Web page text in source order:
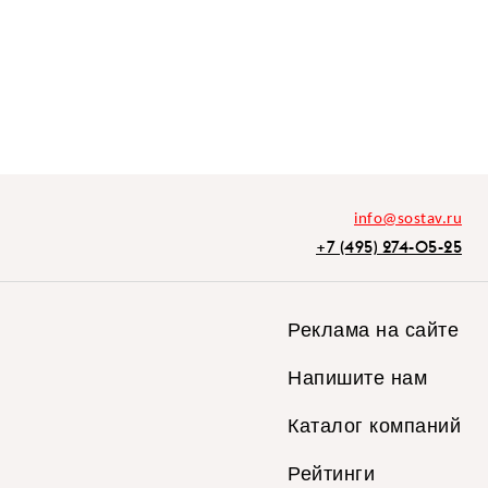
info@sostav.ru
+7 (495) 274-05-25
Реклама на сайте
Напишите нам
Каталог компаний
Рейтинги